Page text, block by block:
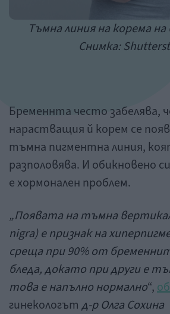
Тъмна линия на корема
Снимка:
Бременнта често забелява,
нарастващия й корем се
тъмна пигментна линия,
разполовява. И обикновено
е хормонален проблем.
„Появата на тъмна
nigra) е признак на
среща при 90% от
бледа, докато при други е
това е напълно нормално“,
гинекологът д-р Олга Сохина